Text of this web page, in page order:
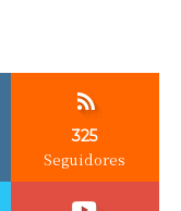
325
Seguidores